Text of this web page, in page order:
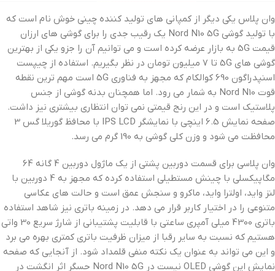
وان پلاس یکی دیگر از کمپانی های تولید کننده چینی خوش نام است که
با تولید گوشی Nord N10 5G یک رقیب جدی را برای گوشی های ارزان
قیمت 5G به بازار عرضه کرده است و می توانیم آن را جزو یکی از بهترین
گوشی های 5G تا 7 میلیون تومان در نظر بگیریم. استفاده از چیپست
اسنپدراگون 690 کوالکام که مجهز به فناوری 5G است مهم ترین نقطه
قوت Nord N10 به شمار می رود. اما همچنان بدنه گوشی از جنس
پلاستیک است و در این رنج قیمتی نمی توان انتظاری بیشتری نیز داشت.
صفحه نمایش 6.5 اینچی با نمایشگر IPS LCD با محافظ گوریلا گس 3
محافظت می شود و وزن کلی گوشی به 190 گرم می رسد.
وان پلاسی برای قسمت دوربین پشتی از یک ماژول دوربین 4 گانه 64
مگاپیکسلی با چینش مستطیلی استفاده کرده که مجهز به 4 دوربین با
لنز واید، اولترا واید، ماکرو و سنجش عمق است و حالت های عکاسی
متنوعی را در اختیار کاربر قرار می دهد. در زمینه باتری نیز شاهد استفاده
باتری 4300 میلی آمپری ساعتی با قابلیت پشتیبانی از شارژ سریع 30 واتی
هستیم که نسبت به سایر رقبا از میزان ظرفیت باتری کمتری بهره می برد
و این می تواند به عنوان یک نکته منفی قلمداد شود. از آنجایی که صفحه
نمایش این گوشی OLED نیست در Nord N10 5G حسگر اثر انگشت در